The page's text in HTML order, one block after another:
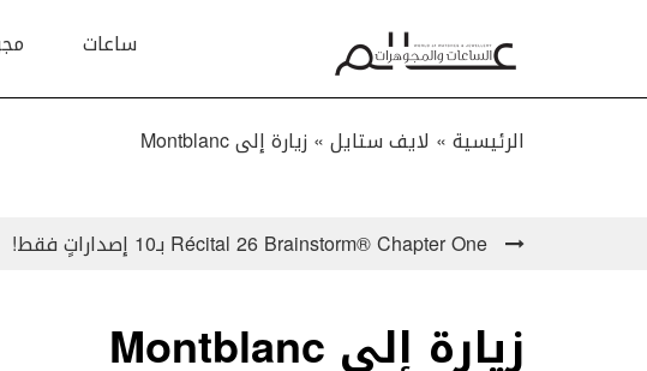
ساعات
الرئيسية » لايف ستايل» زيارة إلى Montblanc
Récital 26 Brainstorm® Chapter One بـ10 إصداراتٍ فقط!
زيارة إلى Montblanc